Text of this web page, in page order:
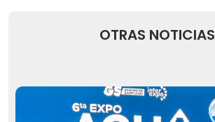
OTRAS NOTICIAS